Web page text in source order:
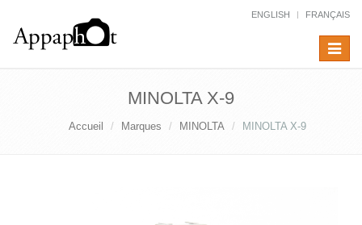
ENGLISH FRANÇAIS
Toggle
MINOLTA X-9
Accueil Marques MINOLTA MINOLTA X-9